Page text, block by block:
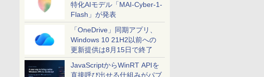
特化AIモデル「MAI-Cyber-1-
Flash」が発表
「OneDrive」同期アプリ、
Windows 10 21H2以前への
更新提供は8月15日で終了
JavaScriptからWinRT APIを
直接呼び出せる仕組みがパブ